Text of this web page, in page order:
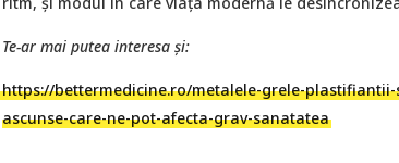
Te-ar mai putea interesa şi:
https://bettermedicine.ro/metalele-grele-
ascunse-care-ne-pot-afecta-grav-sanatatea